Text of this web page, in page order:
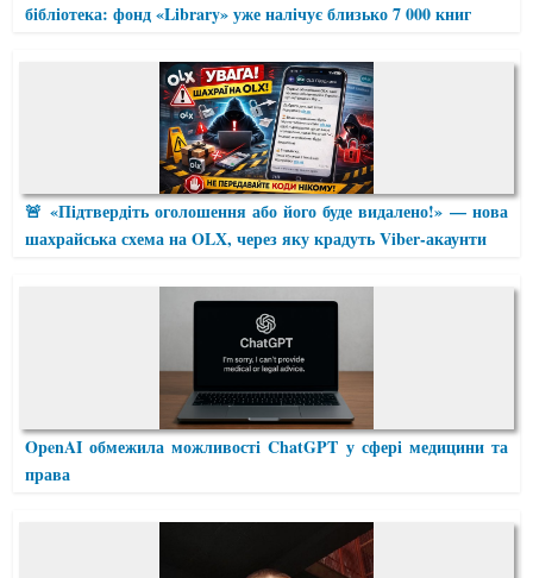
бібліотека: фонд «Library» уже налічує близько 7 000 книг
🚨 «Підтвердіть оголошення або його буде видалено!» — нова
шахрайська схема на OLX, через яку крадуть Viber-акаунти
OpenAI обмежила можливості ChatGPT у сфері медицини та
права